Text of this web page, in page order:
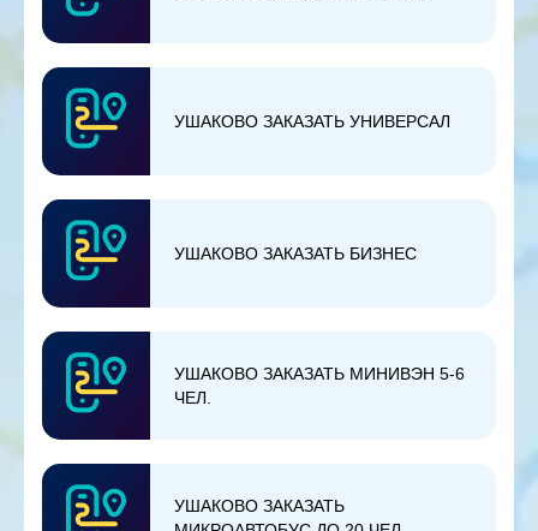
УШАКОВО ЗАКАЗАТЬ УНИВЕРСАЛ
УШАКОВО ЗАКАЗАТЬ БИЗНЕС
УШАКОВО ЗАКАЗАТЬ МИНИВЭН 5-6
ЧЕЛ.
УШАКОВО ЗАКАЗАТЬ